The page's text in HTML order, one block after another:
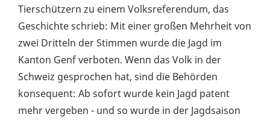
Tierschützern zu einem Volksreferendum, das
Geschichte schrieb: Mit einer großen Mehrheit von
zwei Dritteln der Stimmen wurde die Jagd im
Kanton Genf verboten. Wenn das Volk in der
Schweiz gesprochen hat, sind die Behörden
konsequent: Ab sofort wurde kein Jagd patent
mehr vergeben - und so wurde in der Jagdsaison